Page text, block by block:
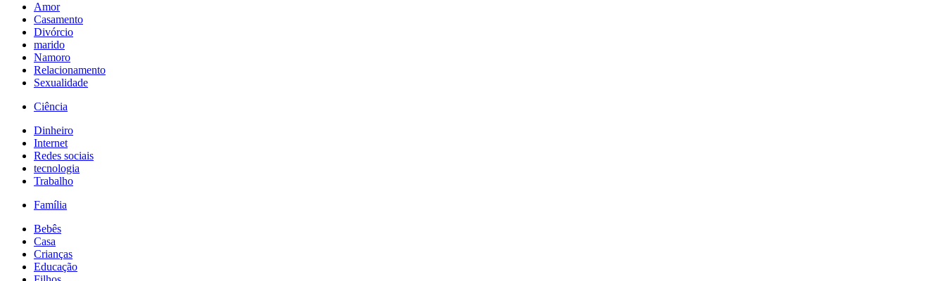
Amor
Casamento
Divórcio
marido
Namoro
Relacionamento
Sexualidade
Ciência
Dinheiro
Internet
Redes sociais
tecnologia
Trabalho
Família
Bebês
Casa
Crianças
Educação